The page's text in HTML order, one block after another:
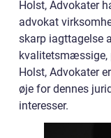
Holst, Advokater
advokat
skarp iagttagelse
kvalitetsmæssige,
Holst, Advokater
øje for dennes
interesser.